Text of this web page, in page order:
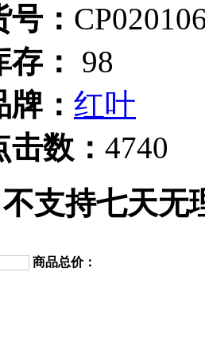
：
：
98
： 红叶
数： 4740
不支持七天无
商品总价：